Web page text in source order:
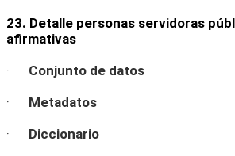
23. Detalle personas servidoras
afirmativas
· Conjunto de datos
· Metadatos
· Diccionario